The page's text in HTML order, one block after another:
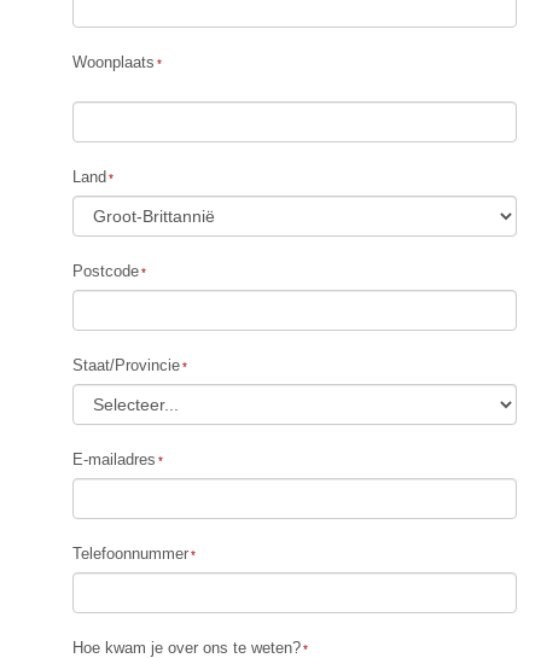
Woonplaats
Land
Postcode
Staat/Provincie
E-mailadres
Telefoonnummer
Hoe kwam je over ons te weten?